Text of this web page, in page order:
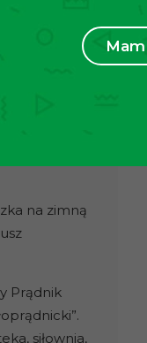
znajduje
na zimną
Prądnik
siłownia,